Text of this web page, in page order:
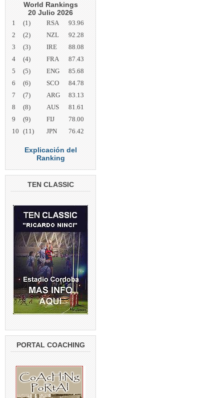
World Rankings
20 Julio 2026
1 (1) RSA
93.96
2
(2) NZL
92.28
3
(3) IRE
88.08
4
(4) FRA
87.43
5
(5) ENG
85.68
6
(6) SCO
84.78
7
(7) ARG
83.13
8
(8) AUS
81.61
9
(9) FIJ
78.00
10 (11) JPN 76.42
Explicación del
Ranking
TEN CLASSIC
PORTAL COACHING